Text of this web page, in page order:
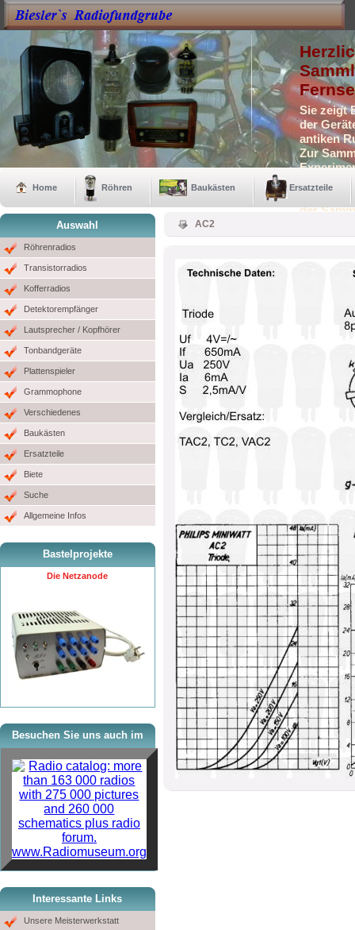
Sie zeigt
der
antiken
Zur
der
Home Röhren Baukästen Ersatzteile
Auswahl
Röhrenradios
Transistorradios
Kofferradios
Detektorempfänger
Lautsprecher / Kopfhörer
Tonbandgeräte
Plattenspieler
Grammophone
Verschiedenes
Baukästen
Ersatzteile
Biete
Suche
Allgemeine Infos
Bastelprojekte
Die Netzanode
Besuchen Sie uns auch im
www.Radiomuseum.org
Interessante Links
Unsere Meisterwerkstatt
AC2